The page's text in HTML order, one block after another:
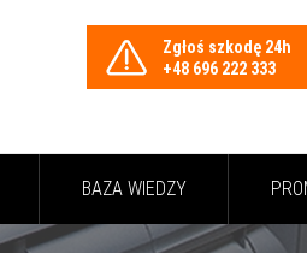
Zgłoś szkodę 24h
+48 696 222 333
BAZA WIEDZY